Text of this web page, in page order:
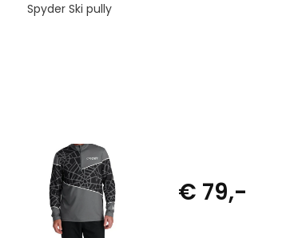
Spyder Ski pully
€ 79,-